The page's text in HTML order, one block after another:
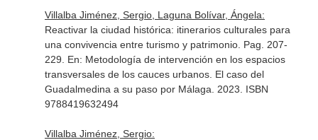
Villalba Jiménez, Sergio, Laguna Bolívar, Ángela:
Reactivar la ciudad histórica: itinerarios culturales para
una convivencia entre turismo y patrimonio. Pag. 207-
229. En: Metodología de intervención en los espacios
transversales de los cauces urbanos. El caso del
Guadalmedina a su paso por Málaga . 2023. ISBN
9788419632494
Villalba Jiménez, Sergio: